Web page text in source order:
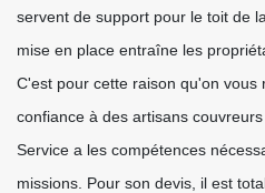
servent de support pour le toit de
mise en place entraîne les
C'est pour cette raison qu'on
confiance à des artisans
Service a les compétences
missions. Pour son devis, il est